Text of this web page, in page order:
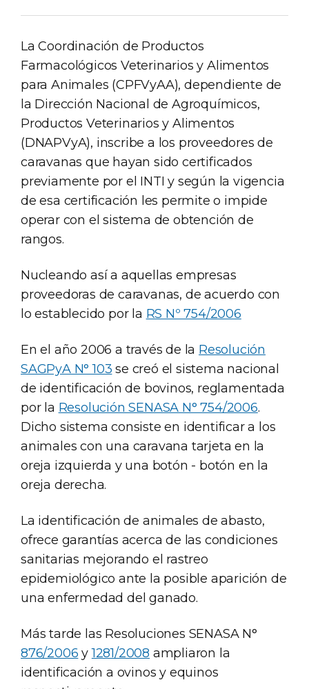
La Coordinación de Productos
Farmacológicos Veterinarios y Alimentos
para Animales (CPFVyAA), dependiente de
la Dirección Nacional de Agroquímicos,
Productos Veterinarios y Alimentos
(DNAPVyA), inscribe a los proveedores de
caravanas que hayan sido certificados
previamente por el INTI y según la vigencia
de esa certificación les permite o impide
operar con el sistema de obtención de
rangos.
Nucleando así a aquellas empresas
proveedoras de caravanas, de acuerdo con
lo establecido por la RS Nº 754/2006
En el año 2006 a través de la Resolución
SAGPyA N° 103 se creó el sistema nacional
de identificación de bovinos, reglamentada
por la Resolución SENASA N° 754/2006.
Dicho sistema consiste en identificar a los
animales con una caravana tarjeta en la
oreja izquierda y una botón - botón en la
oreja derecha.
La identificación de animales de abasto,
ofrece garantías acerca de las condiciones
sanitarias mejorando el rastreo
epidemiológico ante la posible aparición de
una enfermedad del ganado.
Más tarde las Resoluciones SENASA N°
876/2006 y1281/2008 ampliaron la
identificación a ovinos y equinos